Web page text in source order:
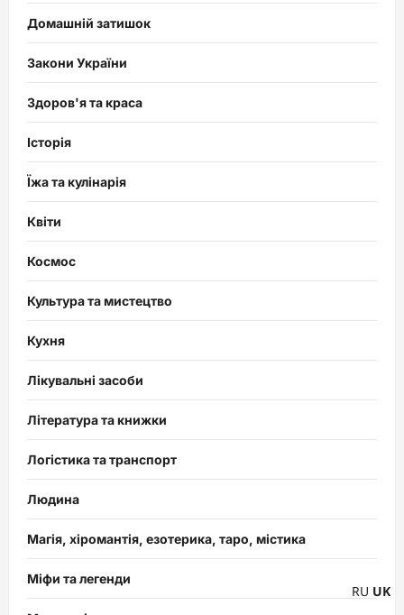
Домашній затишок
Закони України
Здоров'я та краса
Історія
Їжа та кулінарія
Квіти
Космос
Культура та мистецтво
Кухня
Лікувальні засоби
Література та книжки
Логістика та транспорт
Людина
Магія, хіромантія, езотерика, таро, містика
Міфи та легенди
RU UK